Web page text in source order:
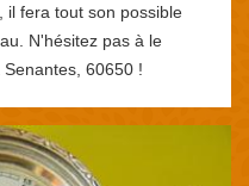
il fera tout son possible
N'hésitez pas à le
60650 !